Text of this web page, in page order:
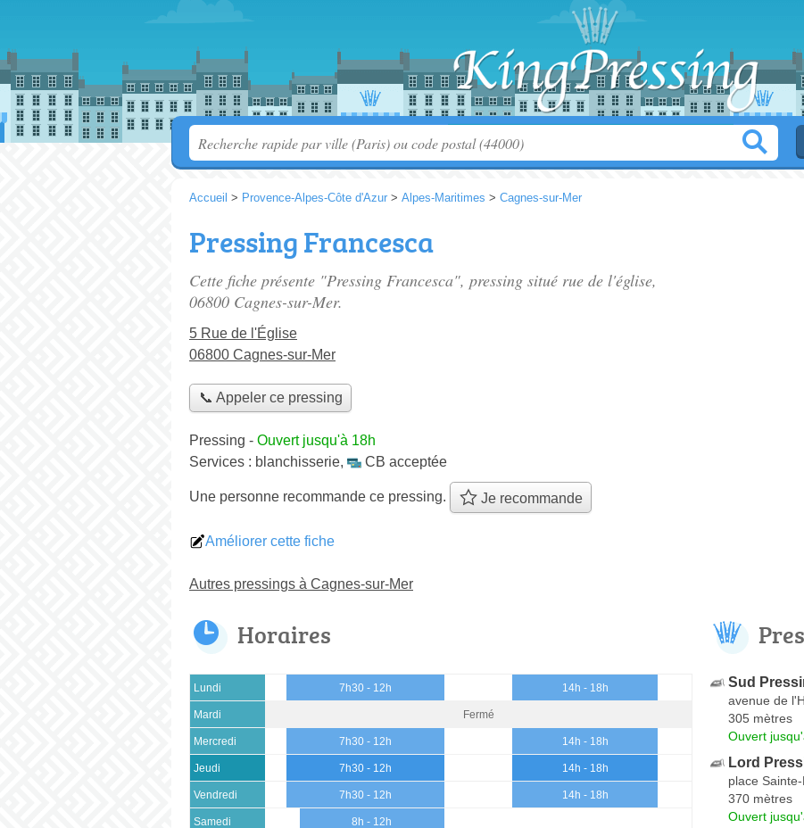
Accueil > Provence-Alpes-Côte d'Azur > Alpes-Maritimes > Cagnes-sur-Mer
Pressing Francesca
Cette fiche présente "Pressing Francesca", pressing situé rue de l'église,
06800 Cagnes-sur-Mer.
5 Rue de l'Église
06800 Cagnes-sur-Mer
📞 Appeler ce pressing
Pressing - Ouvert jusqu'à 18h
Services : blanchisserie, CB acceptée
Une personne recommande ce pressing. Je recommande
Améliorer cette fiche
Autres pressings à Cagnes-sur-Mer
Horaires
Lundi 7h30 - 12h 14h - 18h
Mardi Fermé
Mercredi 7h30 - 12h 14h - 18h
Jeudi 7h30 - 12h 14h - 18h
Vendredi 7h30 - 12h 14h - 18h
Samedi 8h - 12h
Sud
avenue de
305 mètres
Ouvert
Lord
place
370 mètres
Ouvert